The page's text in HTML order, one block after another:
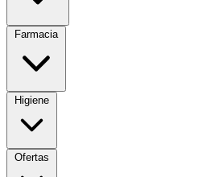
Farmacia
Higiene
Ofertas